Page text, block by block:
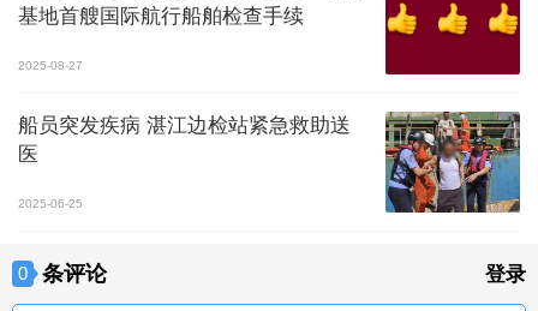
基地首艘国际航行船舶检查手续
2025-08-27
船员突发疾病 湛江边检站紧急救助送
医
2025-06-25
0 条评论 登录